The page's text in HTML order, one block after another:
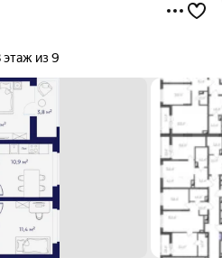
этаж из 9